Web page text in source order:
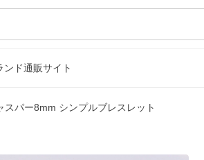
ド通販サイト
スパー8mm シンプルブレスレット